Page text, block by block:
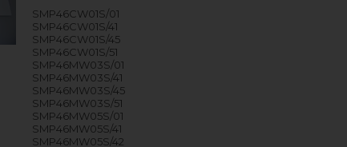
SMP46CW01S/01
SMP46CW01S/41
SMP46CW01S/45
SMP46CW01S/51
SMP46MW03S/01
SMP46MW03S/41
SMP46MW03S/45
SMP46MW03S/51
SMP46MW05S/01
SMP46MW05S/41
SMP46MW05S/42